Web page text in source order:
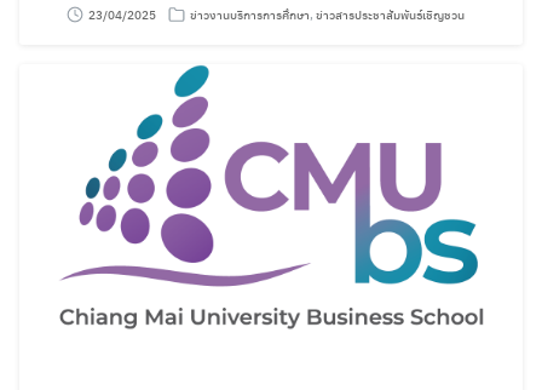
23/04/2025 ข่าวงานบริการการศึกษา, ข่าวสารประชาสัมพันธ์เชิญชวน